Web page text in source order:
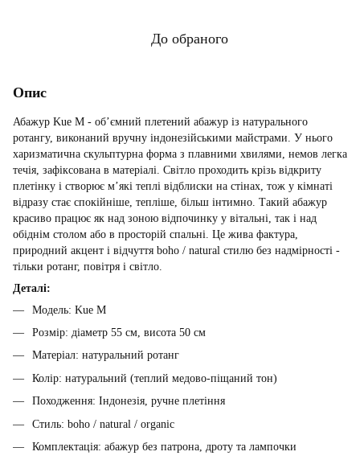
До обраного
Опис
Абажур Kue M - об’ємний плетений абажур із натурального
ротангу, виконаний вручну індонезійськими майстрами. У нього
харизматична скульптурна форма з плавними хвилями, немов легка
течія, зафіксована в матеріалі. Світло проходить крізь відкриту
плетінку і створює м’які теплі відблиски на стінах, тож у кімнаті
відразу стає спокійніше, тепліше, більш інтимно. Такий абажур
красиво працює як над зоною відпочинку у вітальні, так і над
обіднім столом або в просторій спальні. Це жива фактура,
природний акцент і відчуття boho / natural стилю без надмірності -
тільки ротанг, повітря і світло.
Деталі:
Модель: Kue M
Розмір: діаметр 55 см, висота 50 см
Матеріал: натуральний ротанг
Колір: натуральний (теплий медово-піщаний тон)
Походження: Індонезія, ручне плетіння
Стиль: boho / natural / organic
Комплектація: абажур без патрона, дроту та лампочки